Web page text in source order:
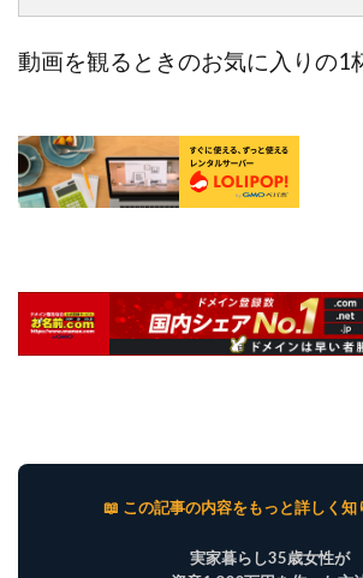
動画を観るときのお気に入りの1
📖 この記事の内容をもっと詳しく知
実家暮らし35歳女性が